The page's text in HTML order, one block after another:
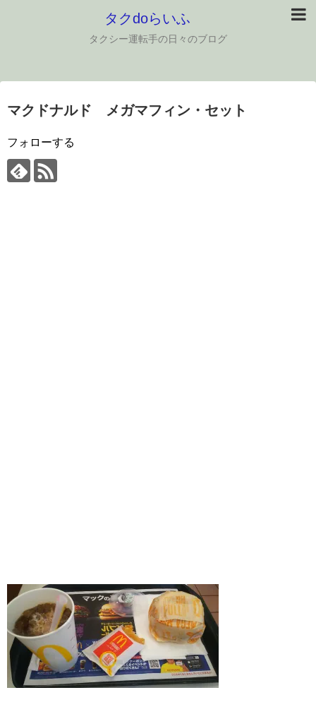
タクdoらいふ
タクシー運転手の日々のブログ
マクドナルド メガマフィン・セット
フォローする